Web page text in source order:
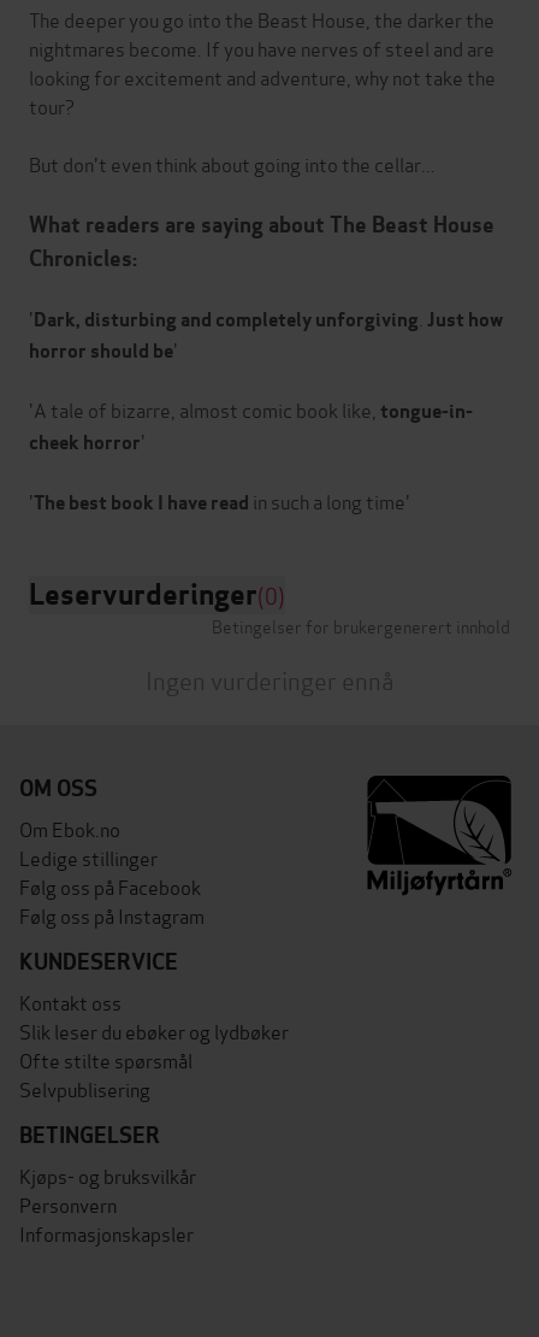
The deeper you go into the Beast House, the darker the
nightmares become. If you have nerves of steel and are
looking for excitement and adventure, why not take the
tour?
But don't even think about going into the cellar...
What readers are saying about The Beast House
Chronicles:
'Dark, disturbing and completely unforgiving Just how
horror should be'
'A tale of bizarre, almost comic book like, tongue-in-
cheek horror'
'The best book I have read
Leservurderinger(0)
Betingelser for brukergenerert innhold
Ingen vurderinger ennå
OM OSS
Om Ebok.no
Ledige stillinger
Følg oss på Facebook
Følg oss på Instagram
KUNDESERVICE
Kontakt oss
Slik leser du ebøker og lydbøker
Ofte stilte spørsmål
Selvpublisering
BETINGELSER
Kjøps- og bruksvilkår
Personvern
Informasjonskapsler